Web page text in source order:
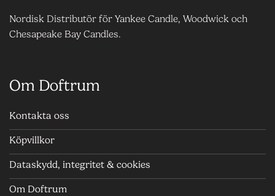
Nordisk Distributör för Yankee Candle, Woodwick och
Chesapeake Bay Candles.
Om Doftrum
Kontakta oss
Köpvillkor
Dataskydd, integritet & cookies
Om Doftrum